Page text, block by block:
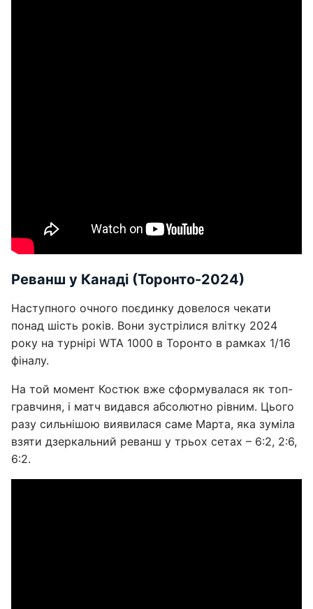
Реванш у Канаді (Торонто-2024)
Наступного очного поєдинку довелося чекати
понад шість років. Вони зустрілися влітку 2024
року на турнірі WTA 1000 в Торонто в рамках 1/16
фіналу.
На той момент Костюк вже сформувалася як топ-
гравчиня, і матч видався абсолютно рівним. Цього
разу сильнішою виявилася саме Марта, яка зуміла
взяти дзеркальний реванш у трьох сетах – 6:2, 2:6,
6:2.